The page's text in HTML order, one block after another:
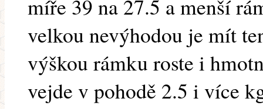
míře 39 na 27.5 a menší
velkou nevýhodou je mít
výškou rámku roste i
vejde v pohodě 2.5 i více